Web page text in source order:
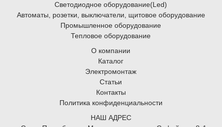
Светодиодное оборудование(Led)
Автоматы, розетки, выключатели, щитовое оборудование
Промышленное оборудование
Тепловое оборудование
О компании
Каталог
Электромонтаж
Статьи
Контакты
Политика конфиденциальности
НАШ АДРЕС